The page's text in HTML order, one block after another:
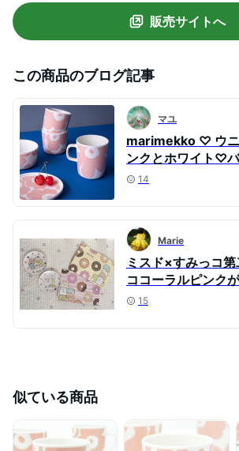
販売サイトへ
この商品のブログ記事
マユ
marimekko ♡ ウニ
ンクとホワイト♡
14
Marie
ミスド×すみっコ
ココーラルピンク
15
似ている商品